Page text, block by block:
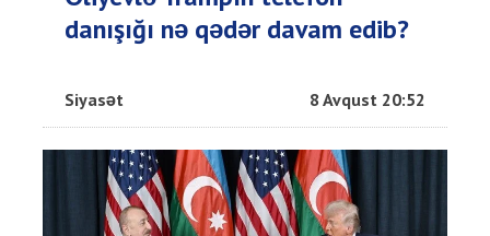
danışığı nə qədər davam edib?
Siyasət 8 Avqust 20:52